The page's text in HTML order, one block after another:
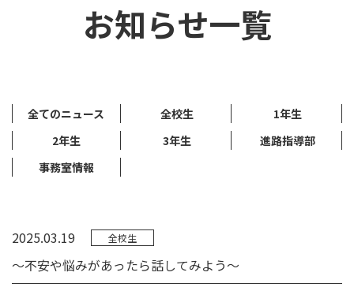
お知らせ一覧
全てのニュース 全校生
1年生
2年生
3年生
進路指導部
事務室情報
2025.03.19 全校生
～不安や悩みがあったら話してみよう～